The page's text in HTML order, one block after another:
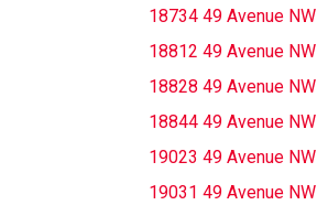
18734 49 Avenue NW
18812 49 Avenue NW
18828 49 Avenue NW
18844 49 Avenue NW
19023 49 Avenue NW
19031 49 Avenue NW